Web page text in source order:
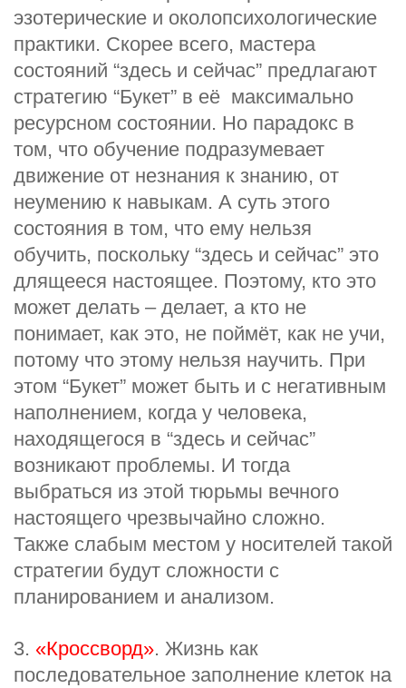
эзотерические и околопсихологические
практики. Скорее всего, мастера
состояний “здесь и сейчас” предлагают
стратегию “Букет” в её максимально
ресурсном состоянии. Но парадокс в
том, что обучение подразумевает
движение от незнания к знанию, от
неумению к навыкам. А суть этого
состояния в том, что ему нельзя
обучить, поскольку “здесь и сейчас” это
длящееся настоящее. Поэтому, кто это
может делать – делает, а кто не
понимает, как это, не поймёт, как не учи,
потому что этому нельзя научить. При
этом “Букет” может быть и с негативным
наполнением, когда у человека,
находящегося в “здесь и сейчас”
возникают проблемы. И тогда
выбраться из этой тюрьмы вечного
настоящего чрезвычайно сложно.
Также слабым местом у носителей такой
стратегии будут сложности с
планированием и анализом.
3. «Кроссворд». Жизнь как
последовательное заполнение клеток на